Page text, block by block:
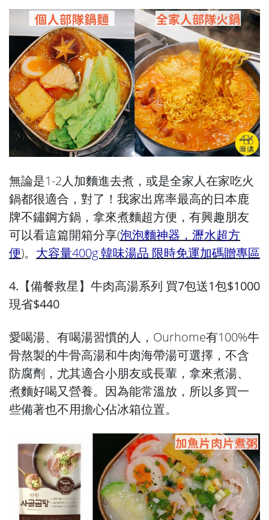
無論是1-2人加麵進去煮，或是全家人在家吃火
鍋都很適合，對了！我家出席率最高的日本鹿
牌不鏽鋼方鍋，拿來煮麵超方便，有興趣朋友
可以看這篇開箱分享(泡泡麵神器，瀝水超方
便)。 大容量400g 韓味湯品 限時免運加碼贈專區
4.【備餐救星】牛肉高湯系列 買7包送1包$1000
現省$440
愛喝湯、有喝湯習慣的人，Ourhome有100%牛
骨熬製的牛骨高湯和牛肉海帶湯可選擇，不含
防腐劑，尤其適合小朋友或長輩，拿來煮湯、
煮麵好喝又營養。因為能常溫放，所以多買一
些備著也不用擔心佔冰箱位置。